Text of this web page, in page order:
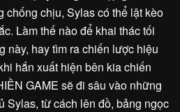
chống chịu, Sylas có thể lật kèo
Làm thế nào để khai thác tối
này, hay tìm ra chiến lược hiệu
hắn xuất hiện bên kia chiến
GAME sẽ đi sâu vào những
Sylas, từ cách lên đồ, bảng ngọc